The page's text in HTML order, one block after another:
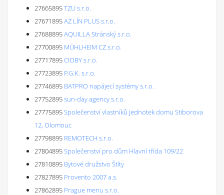
27665895TZU s.r.o.
27671895AZ LÍN PLUS s.r.o.
27688895AQUILLA Stránský s.r.o.
27700895 MÜHLHEIM CZ s.r.o.
27717895CIOBY s.r.o.
27723895 P.G.K. s.r.o.
27746895 BATPRO napájecí systémy s.r.o.
27752895sun-day agency s.r.o.
27775895Společenství vlastníků jednotek domu Stiborova
12, Olomouc
27798895 REMOTECH s.r.o.
27804895Společenství pro dům Hlavní třída 109/22
27810895 Bytové družstvo Štíty
27827895 Provento 2007 a.s.
27862895 Prague menu s.r.o.